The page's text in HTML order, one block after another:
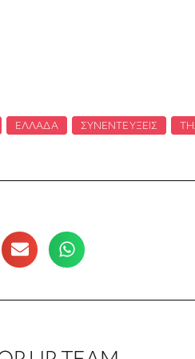
ΕΛΛΆΔΑ ΣΥΝΕΝΤΕΎΞΕΙΣ